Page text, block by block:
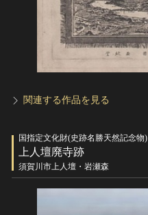
文化遺産データベース
国指定文化財等データベース
関連する作品を見る
国指定文化財(史跡名勝天然記念物)
上人壇廃寺跡
須賀川市上人壇・岩瀬森